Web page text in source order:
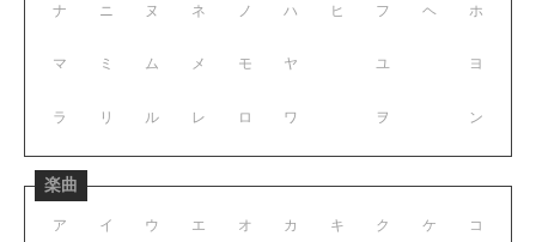
ナ ニ ヌ ネ ノ
マ ミ ム メ モ
ラ リ ル レ ロ
ハ ヒ フ ヘ ホ
ヤ ユ ヨ
ワ ヲ ン
楽曲
ア イ ウ エ オ カ キ ク ケ コ